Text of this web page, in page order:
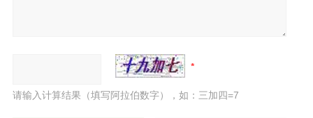
请输入计算结果（填写阿拉伯数字），如：三加四=7